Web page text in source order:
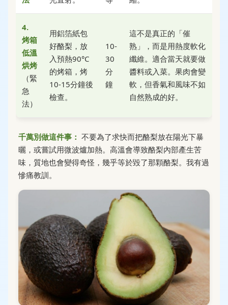
4.
烤箱
低溫
烘烤
（緊
急
法）
用鋁箔紙包
好酪梨，放
入預熱90°C
的烤箱，烤
10-15分鐘後
檢查。
10-
30
分
鐘
這不是真正的「催
熟」，而是用熱度軟化
纖維。適合當天就要做
醬料或入菜。果肉會變
軟，但香氣和風味不如
自然熟成的好。
千萬別做這件事： 不要為了求快而把酪梨放在陽光下暴
曬，或嘗試用微波爐加熱。高溫會導致酪梨內部產生苦
味，質地也會變得奇怪，幾乎等於毀了那顆酪梨。我有過
慘痛教訓。